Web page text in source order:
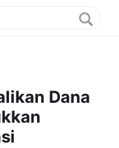
Dana